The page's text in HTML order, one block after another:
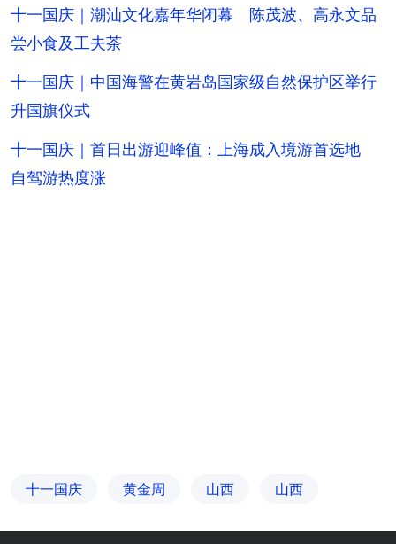
十一国庆｜潮汕文化嘉年华闭幕 陈茂波、高永文品
尝小食及工夫茶
十一国庆｜中国海警在黄岩岛国家级自然保护区举行
升国旗仪式
十一国庆｜首日出游迎峰值：上海成入境游首选地
自驾游热度涨
十一国庆 黄金周 山西 山西